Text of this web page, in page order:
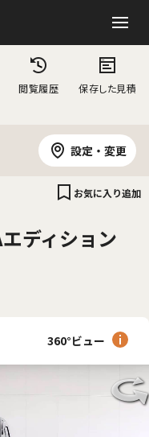
閲覧履歴 保存した見積
設定・変更
ディション
お気に入り追加
360°ビュー